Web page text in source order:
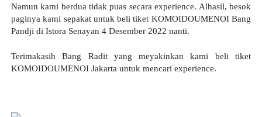
Namun kami berdua tidak puas secara experience. Alhasil, besok
paginya kami sepakat untuk beli tiket KOMOIDOUMENOI Bang
Pandji di Istora Senayan 4 Desember 2022 nanti.
KOMOIDOUMENOI Jakarta untuk mencari experience.